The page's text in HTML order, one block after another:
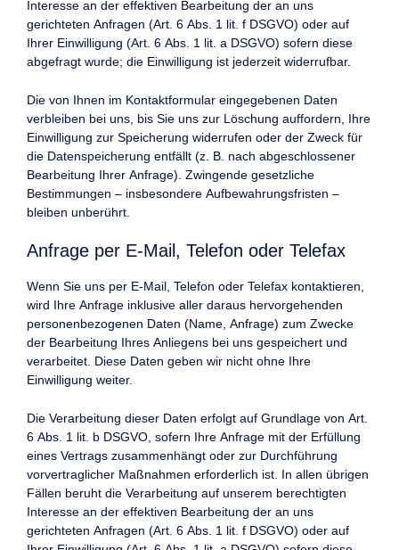
Interesse an der effektiven Bearbeitung der an uns
gerichteten Anfragen (Art. 6 Abs. 1 lit. f DSGVO) oder auf
Ihrer Einwilligung (Art. 6 Abs. 1 lit. a DSGVO) sofern diese
abgefragt wurde; die Einwilligung ist jederzeit widerrufbar.
Die von Ihnen im Kontaktformular eingegebenen Daten
verbleiben bei uns, bis Sie uns zur Löschung auffordern, Ihre
Einwilligung zur Speicherung widerrufen oder der Zweck für
die Datenspeicherung entfällt (z. B. nach abgeschlossener
Bearbeitung Ihrer Anfrage). Zwingende gesetzliche
Bestimmungen – insbesondere Aufbewahrungsfristen –
bleiben unberührt.
Anfrage per E-Mail, Telefon oder Telefax
Wenn Sie uns per E-Mail, Telefon oder Telefax kontaktieren,
wird Ihre Anfrage inklusive aller daraus hervorgehenden
personenbezogenen Daten (Name, Anfrage) zum Zwecke
der Bearbeitung Ihres Anliegens bei uns gespeichert und
verarbeitet. Diese Daten geben wir nicht ohne Ihre
Einwilligung weiter.
Die Verarbeitung dieser Daten erfolgt auf Grundlage von Art.
6 Abs. 1 lit. b DSGVO, sofern Ihre Anfrage mit der Erfüllung
eines Vertrags zusammenhängt oder zur Durchführung
vorvertraglicher Maßnahmen erforderlich ist. In allen übrigen
Fällen beruht die Verarbeitung auf unserem berechtigten
Interesse an der effektiven Bearbeitung der an uns
gerichteten Anfragen (Art. 6 Abs. 1 lit. f DSGVO) oder auf